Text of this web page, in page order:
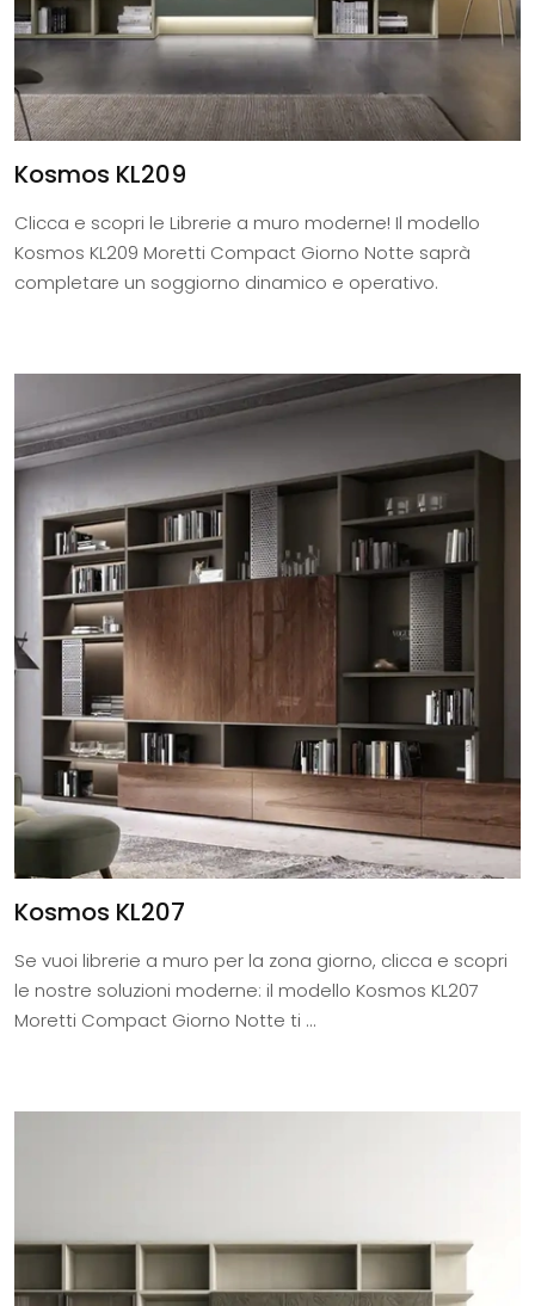
Kosmos KL209
Clicca e scopri le Librerie a muro moderne! Il modello
Kosmos KL209 Moretti Compact Giorno Notte saprà
completare un soggiorno dinamico e operativo.
Kosmos KL207
Se vuoi librerie a muro per la zona giorno, clicca e scopri
le nostre soluzioni moderne: il modello Kosmos KL207
Moretti Compact Giorno Notte ti ...